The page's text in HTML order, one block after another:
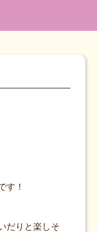
す！
だりと楽しそ